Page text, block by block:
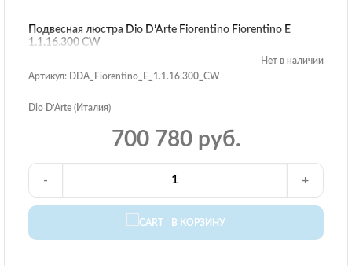
Подвесная люстра Dio D’Arte Fiorentino Fiorentino E
1.1.16.300 CW
Нет в наличии
Артикул: DDA_Fiorentino_E_1.1.16.300_CW
Dio D’Arte (Италия)
700 780 руб.
В КОРЗИНУ
- +